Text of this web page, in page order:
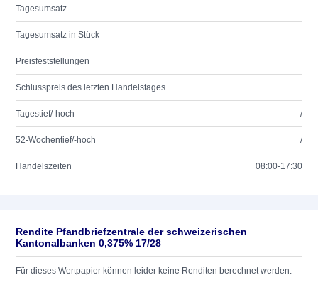
Tagesumsatz
Tagesumsatz in Stück
Preisfeststellungen
Schlusspreis des letzten Handelstages
Tagestief/-hoch /
52-Wochentief/-hoch /
Handelszeiten 08:00-17:30
Rendite Pfandbriefzentrale der schweizerischen
Kantonalbanken 0,375% 17/28
Für dieses Wertpapier können leider keine Renditen berechnet werden.